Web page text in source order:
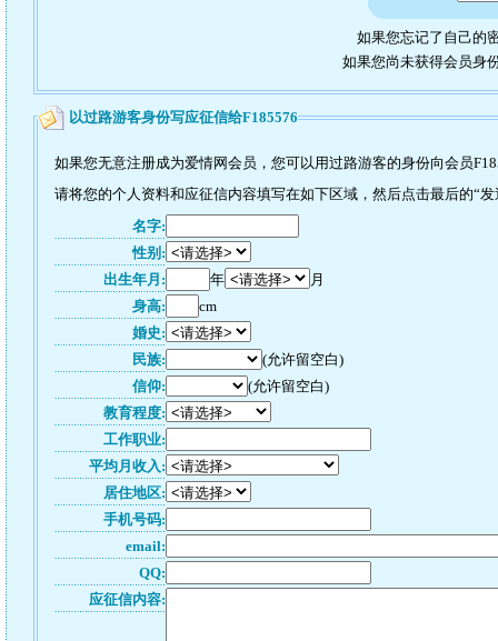
如果您忘记了自己的
如果您尚未获得会员身
以过路游客身份写应征信给F185576
如果您无意注册成为爱情网会员，您可以用过路游客的身份向会员
请将您的个人资料和应征信内容填写在如下区域，然后点击最后的“
名字:
性别:
出生年月:
年
月
身高:
cm
婚史:
民族:
(允许留空白)
信仰:
(允许留空白)
教育程度:
工作职业:
平均月收入:
居住地区:
手机号码:
email:
QQ:
应征信内容: